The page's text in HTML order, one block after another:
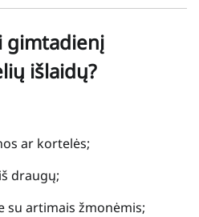
gimtadienį
išlaidų?
ar kortelės;
draugų;
su artimais žmonėmis;